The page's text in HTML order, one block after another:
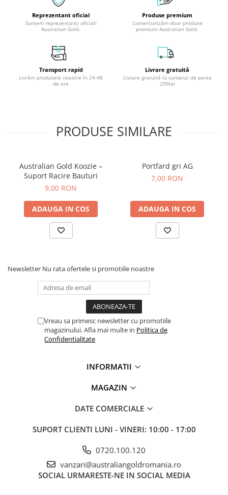
Reprezentant oficial
Suntem reprezentanți oficiali
Australian Gold.
Produse premium
Comercializăm doar produse
premium Australian Gold.
Transport rapid
Livrăm produsele noastre în 24-48
de ore
Livrare gratuită
Livrare gratuită la comenzi de peste
299lei
PRODUSE SIMILARE
Australian Gold Koozie –
Suport Racire Bauturi
9,00 RON
ADAUGA IN COS
Portfard gri AG
7,00 RON
ADAUGA IN COS
Newsletter Nu rata ofertele si promotiile noastre
Vreau sa primesc newsletter cu promotiile
magazinului. Afla mai multe in Politica de
Confidentialitate
INFORMATII
MAGAZIN
DATE COMERCIALE
SUPORT CLIENTI LUNI - VINERI: 10:00 - 17:00
0720.100.120
vanzari@australiangoldromania.ro
SOCIAL URMARESTE-NE IN SOCIAL MEDIA